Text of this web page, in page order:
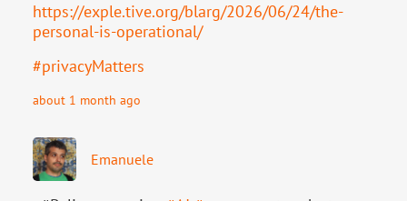
https://exple.tive.org/blarg/2026/06/24/the-
personal-is-operational/
#privacyMatters
about 1 month ago
Emanuele